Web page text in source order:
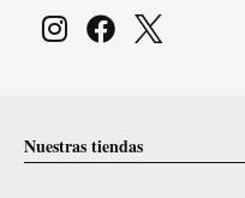
Nuestras tiendas